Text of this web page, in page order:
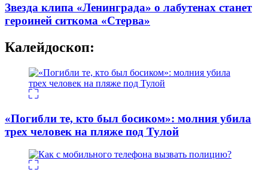
Звезда клипа «Ленинграда» о лабутенах станет
героиней ситкома «Стерва»
Калейдоскоп:
«Погибли те, кто был босиком»: молния убила
трех человек на пляже под Тулой